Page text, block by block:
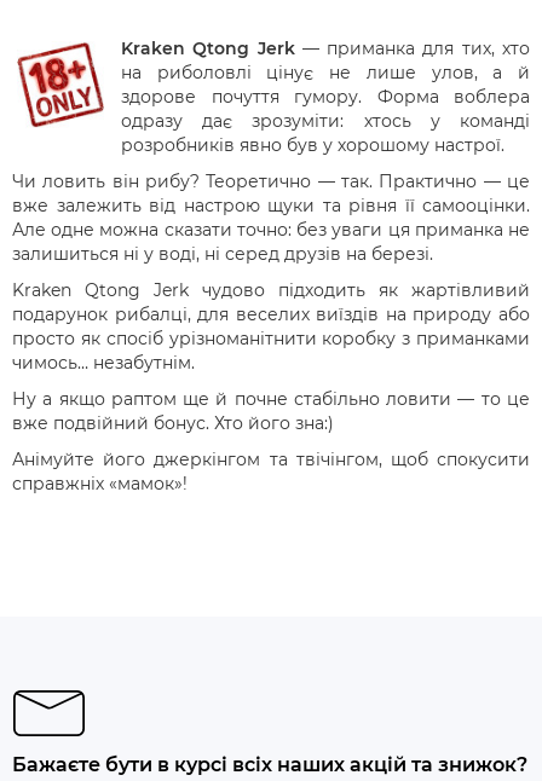
Kraken Qtong Jerk— приманка для тих, хто
на риболовлі цінує не лише улов, а й
здорове почуття гумору. Форма воблера
одразу дає зрозуміти: хтось у команді
розробників явно був у хорошому настрої.
Чи ловить він рибу? Теоретично — так. Практично — це
вже залежить від настрою щуки та рівня її самооцінки.
Але одне можна сказати точно: без уваги ця приманка не
залишиться ні у воді, ні серед друзів на березі.
Kraken Qtong Jerk чудово підходить як жартівливий
подарунок рибалці, для веселих виїздів на природу або
просто як спосіб урізноманітнити коробку з приманками
чимось… незабутнім.
Ну а якщо раптом ще й почне стабільно ловити — то це
вже подвійний бонус. Хто його зна:)
Анімуйте його джеркінгом та твічінгом, щоб спокусити
справжніх «мамок»!
Бажаєте бути в курсі всіх наших акцій та знижок?